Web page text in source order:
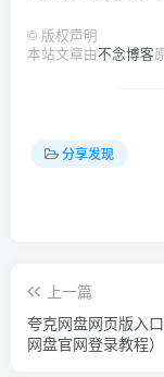
© 版权声明
本站文章由不念博客
分享发现
上一篇
夸克网盘网页版入
网盘官网登录教程）